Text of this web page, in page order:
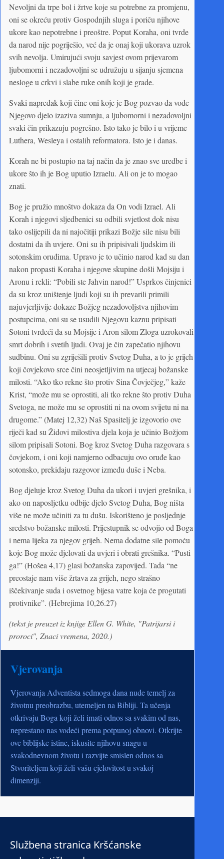
Nevoljni da trpe bol i žrtve koje su potrebne za promjenu,
oni se okreću protiv Gospodnjih sluga i poriču njihove
ukore kao nepotrebne i preoštre. Poput Koraha, oni tvrde
da narod nije pogriješio, već da je onaj koji ukorava uzrok
svih nevolja. Umirujući svoju savjest ovom prijevarom
ljubomorni i nezadovoljni se udružuju u sijanju sjemena
nesloge u crkvi i slabe ruke onih koji je grade.
Svaki napredak koji čine oni koje je Bog pozvao da vode
Njegovo djelo izaziva sumnju, a ljubomorni i nezadovoljni
svaki čin prikazuju pogrešno. Isto tako je bilo i u vrijeme
Luthera, Wesleya i ostalih reformatora. Isto je i danas.
Korah ne bi postupio na taj način da je znao sve uredbe i
ukore što ih je Bog uputio Izraelu. Ali on je to mogao
znati.
Bog je pružio mnoštvo dokaza da On vodi Izrael. Ali
Korah i njegovi sljedbenici su odbili svjetlost dok nisu
tako oslijepili da ni najočitiji prikazi Božje sile nisu bili
dostatni da ih uvjere. Oni su ih pripisivali ljudskim ili
sotonskim oruđima. Upravo je to učinio narod kad su dan
nakon propasti Koraha i njegove skupine došli Mojsiju i
Aronu i rekli: “Pobili ste Jahvin narod!” Usprkos činjenici
da su kroz uništenje ljudi koji su ih prevarili primili
najuvjerljivije dokaze Božjeg nezadovoljstva njihovim
postupcima, oni su se usudili Njegovu kaznu pripisati
Sotoni tvrdeći da su Mojsije i Aron silom Zloga uzrokovali
smrt dobrih i svetih ljudi. Ovaj je čin zapečatio njihovu
sudbinu. Oni su zgriješili protiv Svetog Duha, a to je grijeh
koji čovjekovo srce čini neosjetljivim na utjecaj božanske
milosti. “Ako tko rekne što protiv Sina Čovječjeg,” kaže
Krist, “može mu se oprostiti, ali tko rekne što protiv Duha
Svetoga, ne može mu se oprostiti ni na ovom svijetu ni na
drugome.” (Matej 12,32) Naš Spasitelj je izgovorio ove
riječi kad su Židovi milostiva djela koja je učinio Božjom
silom pripisali Sotoni. Bog kroz Svetog Duha razgovara s
čovjekom, i oni koji namjerno odbacuju ovo oruđe kao
sotonsko, prekidaju razgovor između duše i Neba.
Bog djeluje kroz Svetog Duha da ukori i uvjeri grešnika, i
ako on naposljetku odbije djelo Svetog Duha, Bog ništa
više ne može učiniti za tu dušu. Iskorišteno je posljednje
sredstvo božanske milosti. Prijestupnik se odvojio od Boga
i nema lijeka za njegov grijeh. Nema dodatne sile pomoću
koje Bog može djelovati da uvjeri i obrati grešnika. “Pusti
ga!” (Hošea 4,17) glasi božanska zapovijed. Tada “ne
preostaje nam više žrtava za grijeh, nego strašno
iščekivanje suda i osvetnog bijesa vatre koja će progutati
protivnike”. (Hebrejima 10,26.27)
(tekst je preuzet iz knjige Ellen G. White, "Patrijarsi i
proroci", Znaci vremena, 2020.)
Vjerovanja
Vjerovanja Adventista sedmoga dana nude temelj za
životnu preobrazbu, utemeljen na Bibliji. Ta učenja
otkrivaju Boga koji želi imati odnos sa svakim od nas,
neprestano nas vodeći prema potpunoj obnovi. Otkrijte
ove biblijske istine, iskusite njihovu snagu u
svakodnevnom životu i razvijte smislen odnos sa
Stvoriteljem koji želi vašu cjelovitost u svakoj
dimenziji.
Službena stranica Kršćanske